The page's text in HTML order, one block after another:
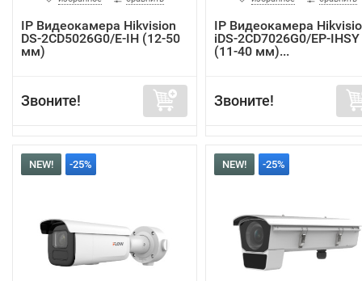
IP Видеокамера Hikvision
DS-2CD5026G0/E-IH (12-50
мм)
Звоните!
IP Видеокамера
iDS-2CD7026G0/EP-IHSY
(11-40 мм)...
Звоните!
NEW! -25% NEW! -25%